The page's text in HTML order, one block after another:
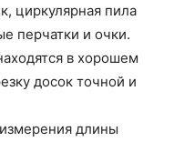
циркулярная пила
перчатки и очки.
в хорошем
досок точной и
длины